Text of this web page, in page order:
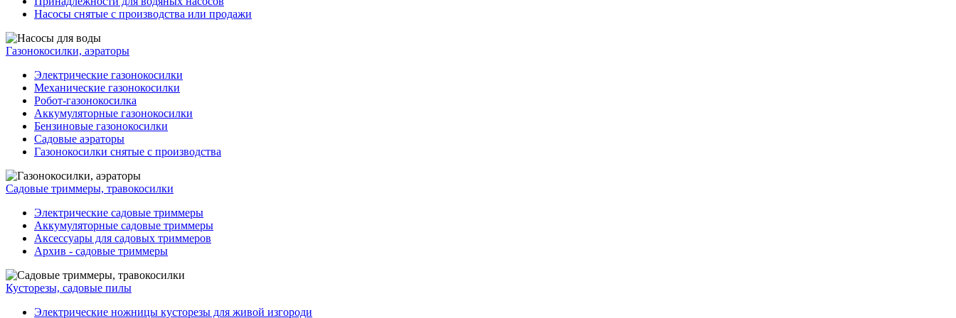
Насосы снятые с производства или продажи
Газонокосилки, аэраторы
Электрические газонокосилки
Механические газонокосилки
Робот-газонокосилка
Аккумуляторные газонокосилки
Бензиновые газонокосилки
Садовые аэраторы
Газонокосилки снятые с производства
Садовые триммеры, травокосилки
Электрические садовые триммеры
Аккумуляторные садовые триммеры
Аксессуары для садовых триммеров
Архив - садовые триммеры
Кусторезы, садовые пилы
Электрические ножницы кусторезы для живой изгороди